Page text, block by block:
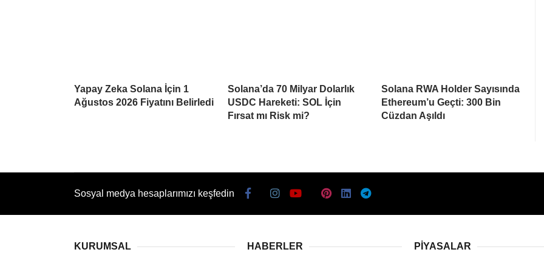
Yapay Zeka Solana İçin 1
Ağustos 2026 Fiyatını Belirledi
Solana’da 70 Milyar Dolarlık
USDC Hareketi: SOL İçin
Fırsat mı Risk mi?
Solana RWA Holder Sayısında
Ethereum’u Geçti: 300 Bin
Cüzdan Aşıldı
Sosyal medya hesaplarımızı keşfedin
KURUMSAL HABERLER PIYASALAR